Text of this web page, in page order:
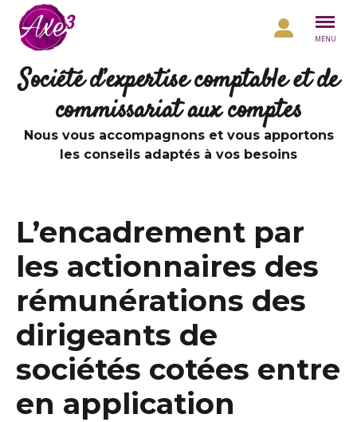
Aller au contenu
MENU
Société d’expertise comptable et de
commissariat aux comptes
Nous vous accompagnons et vous apportons
les conseils adaptés à vos besoins
L’encadrement par
les actionnaires des
rémunérations des
dirigeants de
sociétés cotées entre
en application